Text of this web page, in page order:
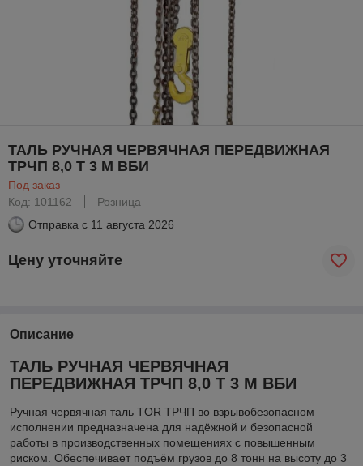
ТАЛЬ РУЧНАЯ ЧЕРВЯЧНАЯ ПЕРЕДВИЖНАЯ
ТРЧП 8,0 Т 3 М ВБИ
Под заказ
Код: 101162
Розница
Отправка с 11 августа 2026
Цену уточняйте
Описание
ТАЛЬ РУЧНАЯ ЧЕРВЯЧНАЯ
ПЕРЕДВИЖНАЯ ТРЧП 8,0 Т 3 М ВБИ
Ручная червячная таль TOR ТРЧП во взрывобезопасном
исполнении предназначена для надёжной и безопасной
работы в производственных помещениях с повышенным
риском. Обеспечивает подъём грузов до 8 тонн на высоту до 3